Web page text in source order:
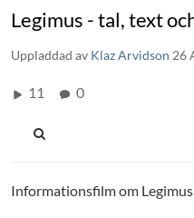
Legimus - tal, text
Uppladdad av Klaz Arvidson 26
11 0
Informationsfilm om